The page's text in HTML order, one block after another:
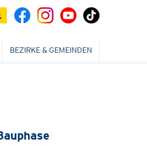
BEZIRKE & GEMEINDEN